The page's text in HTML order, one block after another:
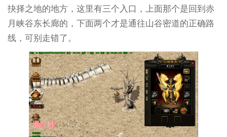
抉择之地的地方，这里有三个入口，上面那个是回到赤
月峡谷东长廊的，下面两个才是通往山谷密道的正确路
线，可别走错了。